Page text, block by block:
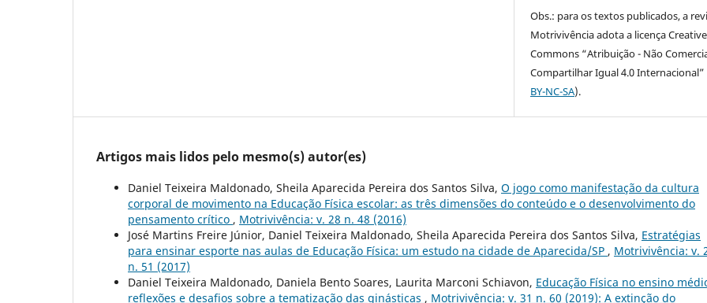
Obs.: para os textos publicados, a
Motrivivência adota a licença Creative
Commons “Atribuição - Não
Compartilhar Igual 4.0 Internacional”
BY-NC-SA).
Artigos mais lidos pelo mesmo(s) autor(es)
Daniel Teixeira Maldonado, Sheila Aparecida Pereira dos Santos Silva, O jogo como manifestação da cultura
corporal de movimento na Educação Física escolar: as três dimensões do conteúdo e o desenvolvimento do
pensamento crítico , Motrivivência: v. 28 n. 48 (2016)
José Martins Freire Júnior, Daniel Teixeira Maldonado, Sheila Aparecida Pereira dos Santos Silva, Estratégias
para ensinar esporte nas aulas de Educação Física: um estudo na cidade de Aparecida/SP , Motrivivência: v.
n. 51 (2017)
Daniel Teixeira Maldonado, Daniela Bento Soares, Laurita Marconi Schiavon, Educação Física no ensino
reflexões e desafios sobre a tematização das ginásticas , Motrivivência: v. 31 n. 60 (2019): A extinção do